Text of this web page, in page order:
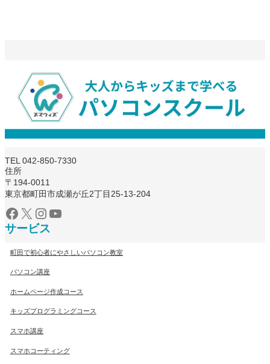
TEL 042-850-7330
住所
〒194-0011
東京都町田市成瀬が丘2丁目25-13-204
Facebook X Instagram YouTube
サービス
町田で初心者にやさしいパソコン教室
パソコン講座
ホームページ作成コース
キッズプログラミングコース
スマホ講座
スマホコーティング